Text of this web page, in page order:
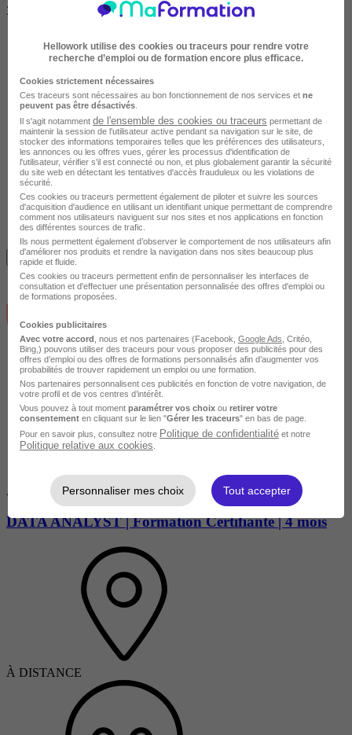
3990 €
Avis du centre
Je m'informe gratuitement
Avis du centre
DATA ANALYST | Formation Certifiante | 4 mois
À DISTANCE
Hellowork utilise des cookies ou traceurs pour rendre votre
recherche d’emploi ou de formation encore plus efficace.
Cookies strictement nécessaires
Ces traceurs sont nécessaires au bon fonctionnement de nos services et ne
peuvent pas être désactivés
Il s'agit notamment de l'ensemble des cookies ou traceurs permettant de
maintenir la session de l'utilisateur active pendant sa navigation sur le site, de
stocker des informations temporaires telles que les préférences des utilisateurs,
les annonces ou les offres vues, gérer les processus d'identification de
l'utilisateur, vérifier s'il est connecté ou non, et plus globalement garantir la sécurité
du site web en détectant les tentatives d'accès frauduleux ou les violations de
sécurité.
Ces cookies ou traceurs permettent également de piloter et suivre les sources
d'acquisition d'audience en utilisant un identifiant unique permettant de comprendre
comment nos utilisateurs naviguent sur nos sites et nos applications en fonction
des différentes sources de trafic.
Ils nous permettent également d’observer le comportement de nos utilisateurs afin
d'améliorer nos produits et rendre la navigation dans nos sites beaucoup plus
rapide et fluide.
Ces cookies ou traceurs permettent enfin de personnaliser les interfaces de
consultation et d'effectuer une présentation personnalisée des offres d'emploi ou
de formations proposées.
Cookies publicitaires
Avec votre accord , nous et nos partenaires (Facebook, Google Ads , Critéo,
Bing,) pouvons utiliser des traceurs pour vous proposer des publicités pour des
offres d’emploi ou des offres de formations personnalisés afin d’augmenter vos
probabilités de trouver rapidement un emploi ou une formation.
Nos partenaires personnalisent ces publicités en fonction de votre navigation, de
votre profil et de vos centres d’intérêt.
Vous pouvez à tout moment paramétrer vos choix ou retirer votre
consentement en cliquant sur le lien "Gérer les traceurs" en bas de page.
Pour en savoir plus, consultez notre Politique de confidentialité et notre
Politique relative aux cookies
Personnaliser mes choix Tout accepter